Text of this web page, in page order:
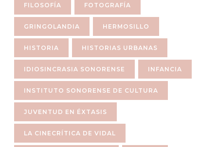
FILOSOFÍA FOTOGRAFÍA
GRINGOLANDIA HERMOSILLO
HISTORIA HISTORIAS URBANAS
IDIOSINCRASIA SONORENSE INFANCIA
INSTITUTO SONORENSE DE CULTURA
JUVENTUD EN ÉXTASIS
LA CINECRÍTICA DE VIDAL